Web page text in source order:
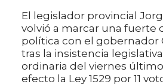
El legislador provincial
volvió a marcar una fuerte
política con el gobernador
tras la insistencia
ordinaria del viernes
efecto la Ley 1529 por 11